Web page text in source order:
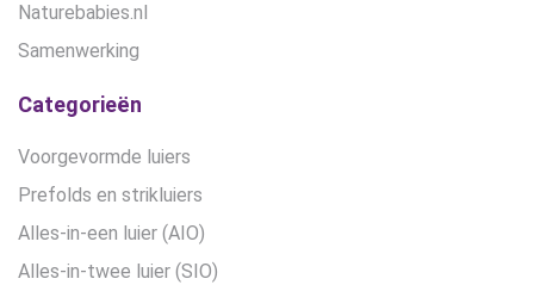
Naturebabies.nl
Samenwerking
Categorieën
Voorgevormde luiers
Prefolds en strikluiers
Alles-in-een luier (AIO)
Alles-in-twee luier (SIO)